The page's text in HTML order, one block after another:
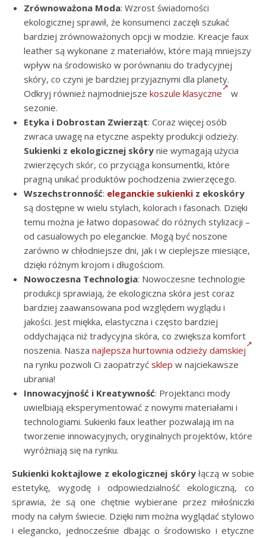
Zrównoważona Moda: Wzrost świadomości
ekologicznej sprawił, że konsumenci zaczęli szukać
bardziej zrównoważonych opcji w modzie. Kreacje faux
leather są wykonane z materiałów, które mają mniejszy
wpływ na środowisko w porównaniu do tradycyjnej
skóry, co czyni je bardziej przyjaznymi dla planety.
Odkryj również najmodniejsze koszule klasyczne
w
sezonie.
Etyka i Dobrostan Zwierząt: Coraz więcej osób
zwraca uwagę na etyczne aspekty produkcji odzieży.
Sukienki z ekologicznej skóry nie wymagają użycia
zwierzęcych skór, co przyciąga konsumentki, które
pragną unikać produktów pochodzenia zwierzęcego.
Wszechstronność: eleganckie sukienki z ekoskóry
są dostępne w wielu stylach, kolorach i fasonach. Dzięki
temu można je łatwo dopasować do różnych stylizacji –
od casualowych po eleganckie. Mogą być noszone
zarówno w chłodniejsze dni, jak i w cieplejsze miesiące,
dzięki różnym krojom i długościom.
Nowoczesna Technologia: Nowoczesne technologie
produkcji sprawiają, że ekologiczna skóra jest coraz
bardziej zaawansowana pod względem wyglądu i
jakości. Jest miękka, elastyczna i często bardziej
oddychająca niż tradycyjna skóra, co zwiększa komfort
noszenia. Nasza najlepsza hurtownia odzieży damskiej
na rynku pozwoli Ci zaopatrzyć sklep w najciekawsze
ubrania!
Innowacyjność i Kreatywność: Projektanci mody
uwielbiają eksperymentować z nowymi materiałami i
technologiami. Sukienki faux leather pozwalają im na
tworzenie innowacyjnych, oryginalnych projektów, które
wyróżniają się na rynku.
Sukienki koktajlowe z ekologicznej skóryłączą w sobie
estetykę, wygodę i odpowiedzialność ekologiczną, co
sprawia, że są one chętnie wybierane przez miłośniczki
mody na całym świecie. Dzięki nim można wyglądać stylowo
i elegancko, jednocześnie dbając o środowisko i etyczne